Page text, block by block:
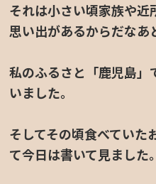
それは小さい頃家族や
思い出があるからだなあ
私のふるさと「鹿児島」
いました。
そしてその頃食べていた
て今日は書いて見ました。
定休日カレンダー